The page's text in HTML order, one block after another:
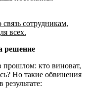
сотрудникам,
всех.
решение
прошлом: кто виноват,
Но такие обвинения